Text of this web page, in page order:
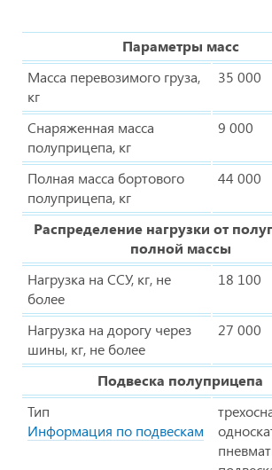
Параметры масс
Масса перевозимого груза,
кг
35 000
Снаряженная масса
полуприцепа, кг
9 000
Полная масса бортового
полуприцепа, кг
44 000
Распределение нагрузки от
полной массы
Нагрузка на ССУ, кг, не
более
18 100
Нагрузка на дорогу через
шины, кг, не более
27 000
Подвеска полуприцепа
Тип
Информация по подвескам